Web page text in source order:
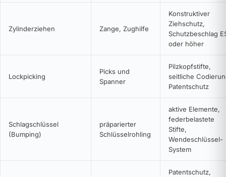
Zylinderziehen Zange, Zughilfe
Konstruktiver
Ziehschutz,
Schutzbeschlag
oder höher
Lockpicking
Picks und
Spanner
Pilzkopfstifte,
seitliche
Patentschutz
Schlagschlüssel
(Bumping)
präparierter
Schlüsselrohling
aktive Elemente,
federbelastete
Stifte,
Wendeschlüssel-
System
Patentschutz,